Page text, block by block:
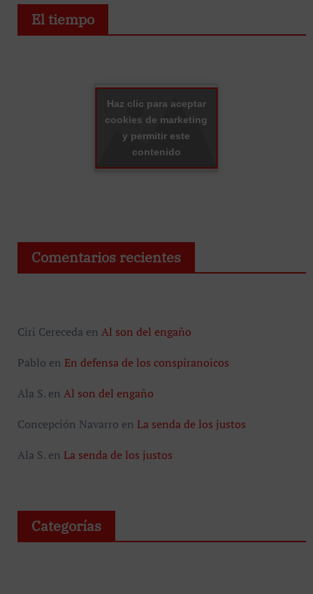
El tiempo
Haz clic para aceptar
cookies de marketing
y permitir este
contenido
Comentarios recientes
Ciri Cereceda en Al son del engaño
Pablo en En defensa de los conspiranoicos
Ala S.en Al son del engaño
Concepción Navarro en La senda de los justos
Ala S.en La senda de los justos
Categorías